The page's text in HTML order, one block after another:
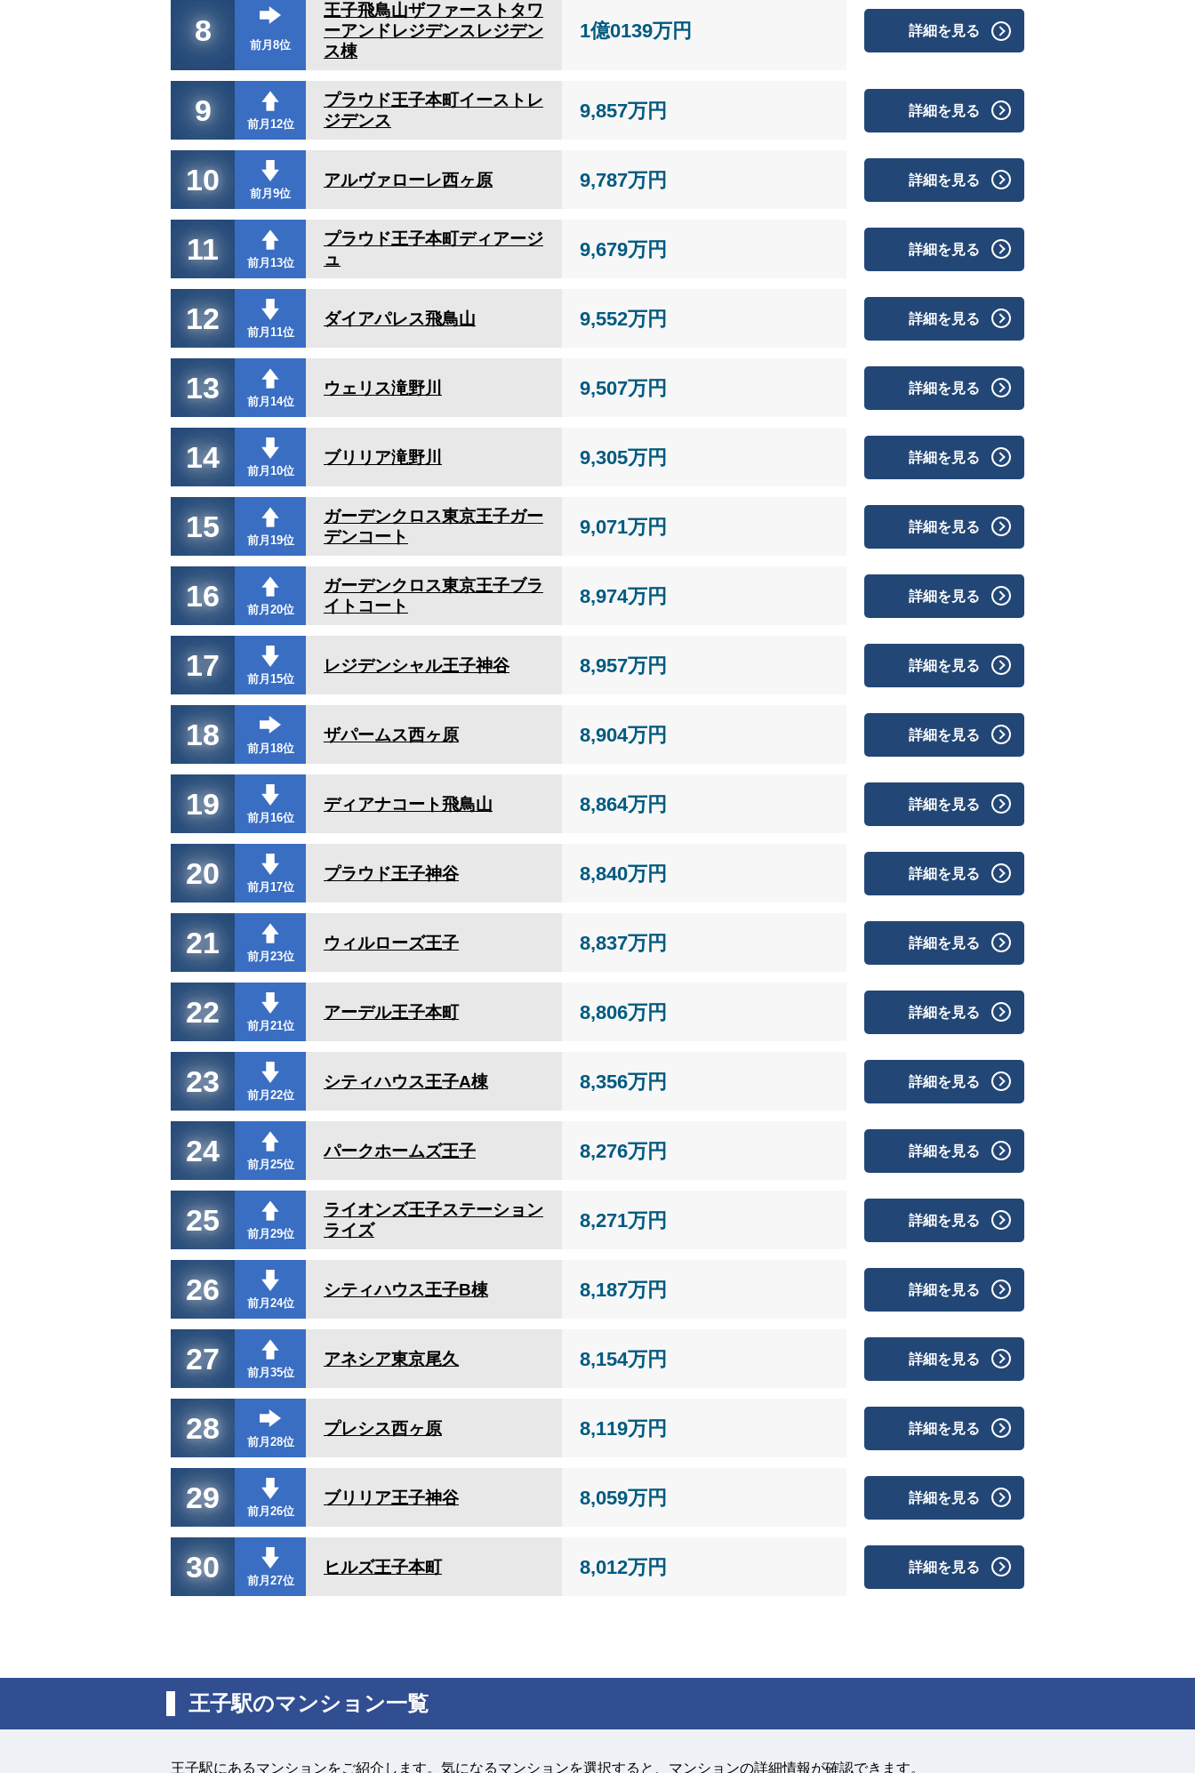
8 前月8位
王子飛鳥山ザファーストタワ
ーアンドレジデンスレジデン
ス棟
1億0139万円 詳細を見る
9 前月12位
プラウド王子本町イーストレ
ジデンス
9,857万円 詳細を見る
10 前月9位
アルヴァローレ西ヶ原 9,787万円 詳細を見る
11 前月13位
プラウド王子本町ディアージ
ュ
9,679万円 詳細を見る
12 前月11位
ダイアパレス飛鳥山 9,552万円 詳細を見る
13 前月14位
ウェリス滝野川 9,507万円 詳細を見る
14 前月10位
ブリリア滝野川 9,305万円 詳細を見る
15 前月19位
ガーデンクロス東京王子ガー
デンコート
9,071万円 詳細を見る
16 前月20位
ガーデンクロス東京王子ブラ
イトコート
8,974万円 詳細を見る
17 前月15位
レジデンシャル王子神谷 8,957万円 詳細を見る
18 前月18位
ザパームス西ヶ原 8,904万円 詳細を見る
19 前月16位
ディアナコート飛鳥山 8,864万円 詳細を見る
20 前月17位
プラウド王子神谷 8,840万円 詳細を見る
21 前月23位
ウィルローズ王子 8,837万円 詳細を見る
22 前月21位
アーデル王子本町 8,806万円 詳細を見る
23 前月22位
シティハウス王子A棟 8,356万円 詳細を見る
24 前月25位
パークホームズ王子 8,276万円 詳細を見る
25 前月29位
ライオンズ王子ステーション
ライズ
8,271万円 詳細を見る
26 前月24位
シティハウス王子B棟 8,187万円 詳細を見る
27 前月35位
アネシア東京尾久 8,154万円 詳細を見る
28 前月28位
プレシス西ヶ原 8,119万円 詳細を見る
29 前月26位
ブリリア王子神谷 8,059万円 詳細を見る
30 前月27位
ヒルズ王子本町 8,012万円 詳細を見る
王子駅のマンション一覧
王子駅にあるマンションをご紹介します。気になるマンションを選択すると、マンションの詳細情報が確認できます。